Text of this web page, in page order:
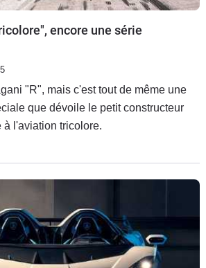
encore une série
5
"R", mais c'est tout de même une
que dévoile le petit constructeur
à l'aviation tricolore.